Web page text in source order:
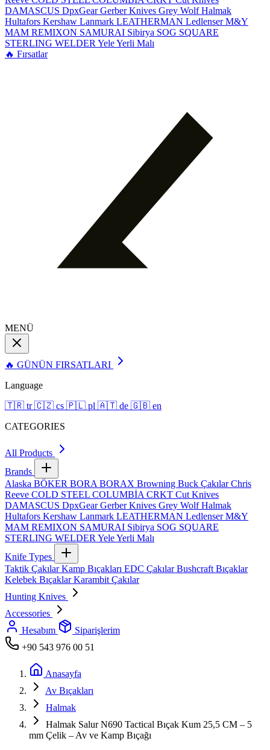
DAMASCUS DpxGearGerber Knives Grey WolfHalmak
Hultafors Kershaw Lanmark LEATHERMAN LedlenserM&Y
MAM REMIXON SAMURAI Sibirya SOG SQUARE
STERLING WELDER YeleYerli Malı
🔥 Fırsatlar
MENÜ
🔥 GÜNÜN FIRSATLARI
Language
🇹🇷 tr 🇨🇿 cs 🇵🇱 pl 🇦🇹 de 🇬🇧 en
CATEGORIES
All Products
Brands
Alaska BÖKER BORA BORAX Browning Buck ÇakılarChris
Reeve COLD STEEL COLUMBİA CRKT Cut Knives
DAMASCUS DpxGearGerber Knives Grey WolfHalmak
Hultafors Kershaw Lanmark LEATHERMAN LedlenserM&Y
MAM REMIXON SAMURAI Sibirya SOG SQUARE
STERLING WELDER YeleYerli Malı
Knife Types
Taktik ÇakılarKamp Bıçakları EDC ÇakılarBushcraft Bıçaklar
Kelebek BıçaklarKarambit Çakılar
Hunting Knives
Accessories
Hesabım
Siparişlerim
+90 543 976 00 51
Anasayfa
Av Bıçakları
Halmak
Halmak Salur N690 Tactical Bıçak Kum 25,5 CM – 5
mm Çelik – Av ve Kamp Bıçağı